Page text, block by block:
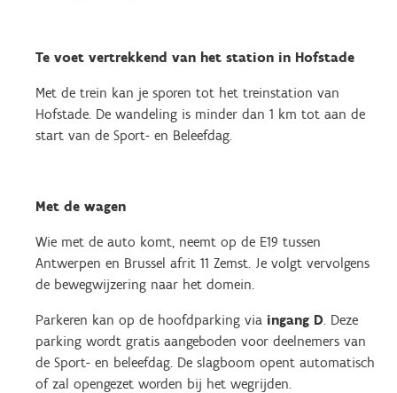
Te voet vertrekkend van het station in Hofstade
Met de trein kan je sporen tot het treinstation van
Hofstade. De wandeling is minder dan 1 km tot aan de
start van de Sport- en Beleefdag.
Met de wagen
Wie met de auto komt, neemt op de E19 tussen
Antwerpen en Brussel afrit 11 Zemst. Je volgt vervolgens
de bewegwijzering naar het domein.
Parkeren kan op de hoofdparking via ingang D. Deze
parking wordt gratis aangeboden voor deelnemers van
de Sport- en beleefdag. De slagboom opent automatisch
of zal opengezet worden bij het wegrijden.